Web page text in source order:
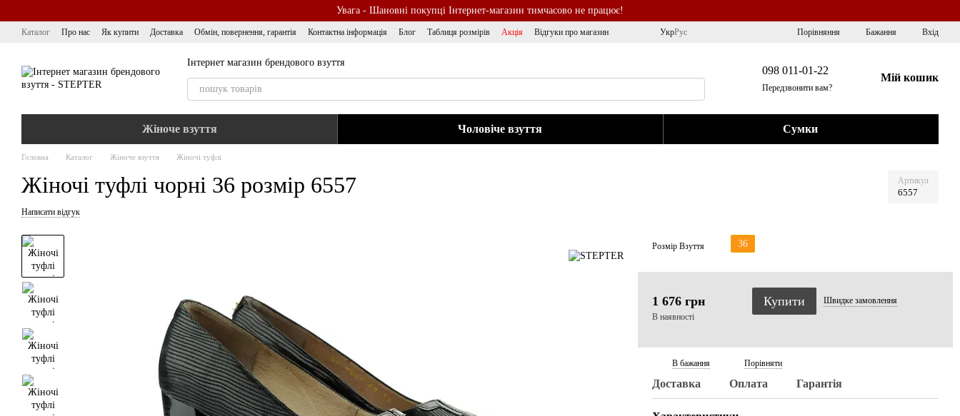
Увага - Шановні покупці Інтернет-магазин тимчасово не працює!
Каталог Про нас Як купити Доставка Обмін, повернення, гарантія Контактна інформація Блог Таблиця розмірів Акція Відгуки про магазин УкрРус Порівняння Бажання Вхід
Інтернет магазин брендового взуття
098 011-01-22
Передзвонити вам?
Мій кошик
Жіноче взуття Чоловіче взуття Сумки
Головна Каталог Жіноче взуття Жіночі туфлі
Жіночі туфлі чорні 36 розмір 6557 Артикул
6557
Написати відгук
Розмір Взуття 36
1 676 грн
В наявності
Купити Швидкезамовлення
В бажання Порівняти
Доставка Оплата Гарантія